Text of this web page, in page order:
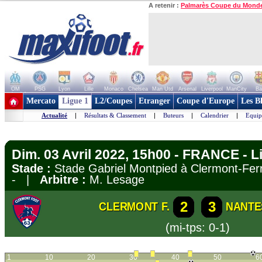
A retenir : Palmarès Coupe du
OM PSG Lyon Lille Monaco Chelsea Man Utd Arsenal Liverpool ManCity
+ de clubs
Mercato Ligue 1 L2/Coupes Etranger Coupe d'Europe Les
Actualité | Résultats & Classement | Buteurs | Calendrier |
Dim. 03 Avril 2022, 15h00 - FRANCE -
Stade : Stade Gabriel Montpied à Clermont-
- | Arbitre : M. Lesage
CLERMONT F. 2 3
(mi-tps: 0-1)
1 10 20 30 40 50